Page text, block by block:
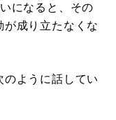
になると、その
成り立たなくな
ように話してい